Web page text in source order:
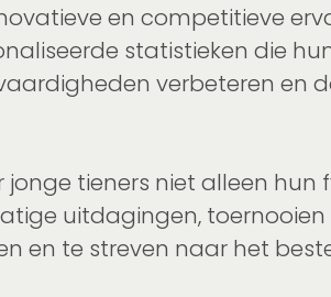
en competitieve
statistieken die
verbeteren en
tieners niet alleen hun
uitdagingen,
en te streven naar het